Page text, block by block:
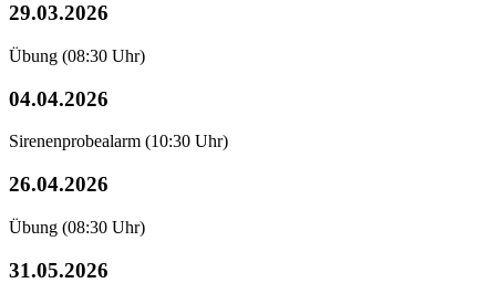
29.03.2026
Übung (08:30 Uhr)
04.04.2026
Sirenenprobealarm (10:30 Uhr)
26.04.2026
Übung (08:30 Uhr)
31.05.2026